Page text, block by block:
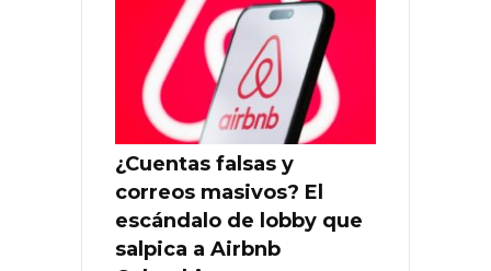
¿Cuentas falsas y
correos masivos? El
escándalo de lobby que
salpica a Airbnb